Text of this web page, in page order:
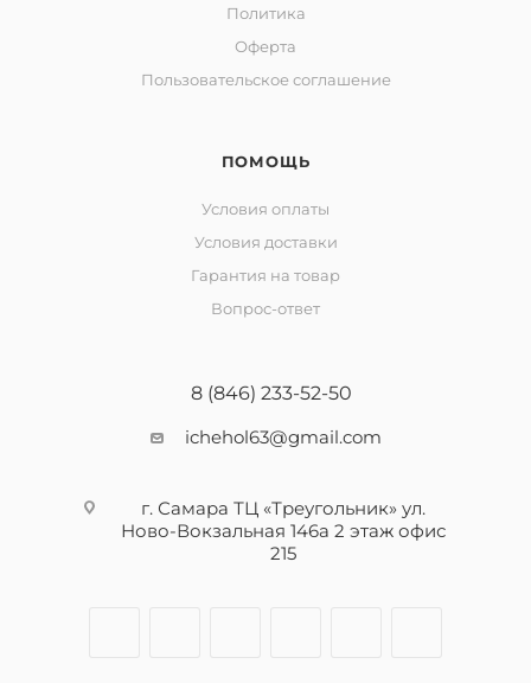
Политика
Оферта
Пользовательское соглашение
ПОМОЩЬ
Условия оплаты
Условия доставки
Гарантия на товар
Вопрос-ответ
8 (846) 233-52-50
ichehol63@gmail.com
г. Самара ТЦ «Треугольник» ул.
Ново-Вокзальная 146а 2 этаж офис
215